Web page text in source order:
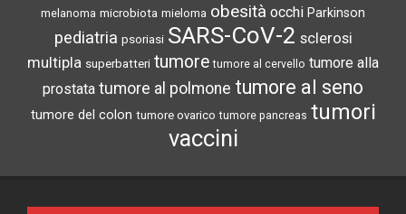
melanoma microbiota mieloma obesità occhi Parkinson
pediatria psoriasi SARS-CoV-2 sclerosi
multipla superbatteri tumore tumore al cervello tumore alla
prostata tumore al polmone tumore al seno
tumore del colon tumore ovarico tumore pancreas tumori
vaccini